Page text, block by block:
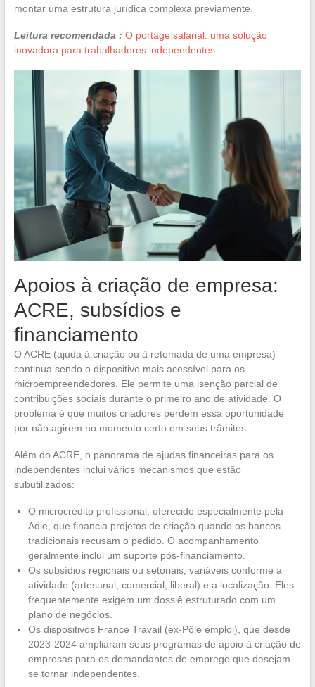
montar uma estrutura jurídica complexa previamente.
Leitura recomendada : O portage salarial: uma solução
inovadora para trabalhadores independentes
Apoios à criação de empresa:
ACRE, subsídios e
financiamento
O ACRE (ajuda à criação ou à retomada de uma empresa)
continua sendo o dispositivo mais acessível para os
microempreendedores. Ele permite uma isenção parcial de
contribuições sociais durante o primeiro ano de atividade. O
problema é que muitos criadores perdem essa oportunidade
por não agirem no momento certo em seus trâmites.
Além do ACRE, o panorama de ajudas financeiras para os
independentes inclui vários mecanismos que estão
subutilizados:
O microcrédito profissional, oferecido especialmente pela
Adie, que financia projetos de criação quando os bancos
tradicionais recusam o pedido. O acompanhamento
geralmente inclui um suporte pós-financiamento.
Os subsídios regionais ou setoriais, variáveis conforme a
atividade (artesanal, comercial, liberal) e a localização. Eles
frequentemente exigem um dossiê estruturado com um
plano de negócios.
Os dispositivos France Travail (ex-Pôle emploi), que desde
2023-2024 ampliaram seus programas de apoio à criação de
empresas para os demandantes de emprego que desejam
se tornar independentes.